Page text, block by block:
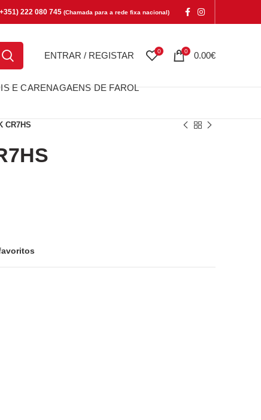
222 080 745 (Chamada para a rede fixa nacional)
ENTRAR / REGISTAR 0 0 0.00€
E CARENAGAENS DE FAROL
CR7HS